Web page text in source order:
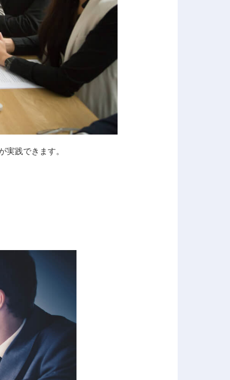
実践できます。